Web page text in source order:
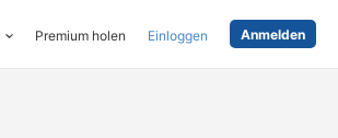
Premium holen Einloggen Anmelden